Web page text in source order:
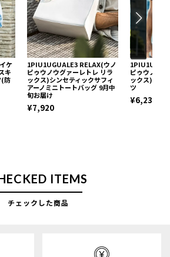
ケ
キ
(防
1PIU1UGUALE3 RELAX(ウノ
ピゥウノウグァーレトレ リラ
ックス)シンセティックサフィ
アーノミニトートバッグ 9月中
旬お届け
¥7,920
ピゥウノウ
ックス)ネッ
ツ
¥6,237
ITEMS
チェックした商品